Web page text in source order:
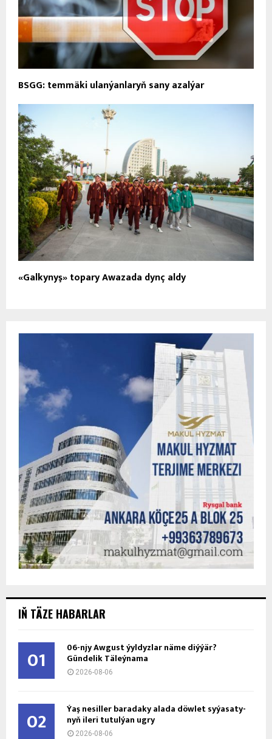
BSGG: temmäki ulanýanlaryň sany azalýar
«Galkynyş» topary Awazada dynç aldy
IŇ TÄZE HABARLAR
01 06-njy Awgust ýyldyzlar näme diýýär?
Gündelik Täleýnama
2026-08-06
02 Ýaş ne­sil­ler ba­ra­da­ky ala­da döw­let sy­ýa­sa­ty­
nyň ile­ri tu­tul­ýan ug­ry
2026-08-06